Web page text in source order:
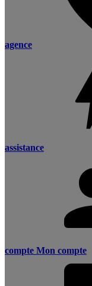
agence
assistance
compte Mon compte